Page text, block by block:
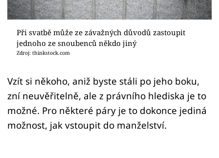
Přihlášení
Sledujte nás
Při svatbě může ze závažných důvodů zastoupit
jednoho ze snoubenců někdo jiný
Zdroj: thinkstock.com
Vzít si někoho, aniž byste stáli po jeho boku,
zní neuvěřitelně, ale z právního hlediska je to
možné. Pro některé páry je to dokonce jediná
možnost, jak vstoupit do manželství.